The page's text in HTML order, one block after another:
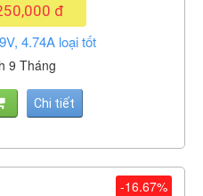
đ
4.74A loại tốt
9 Tháng
Chi tiết
-16.67%